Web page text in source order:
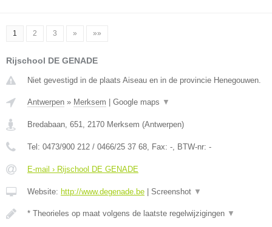
1 2 3 » »»
Rijschool DE GENADE
Niet gevestigd in de plaats Aiseau en in de provincie Henegouwen.
Antwerpen » Merksem Google maps ▼
Bredabaan, 651, 2170 Merksem (Antwerpen)
Tel: 0473/900 212 / 0466/25 37 68, Fax: -, BTW-nr: -
E-mail › Rijschool DE GENADE
Website: http://www.degenade.be Screenshot ▼
* Theorieles op maat volgens de laatste regelwijzigingen ▼